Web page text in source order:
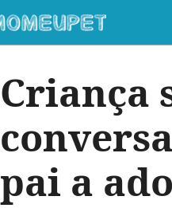
Criança
pai a